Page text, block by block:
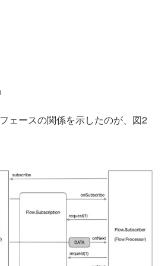
ェースの関係を示したのが、図2